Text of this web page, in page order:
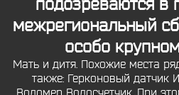
подозреваются в
межрегиональный
особо
Мать и дитя. Похожие места
также: Герконовый датчик